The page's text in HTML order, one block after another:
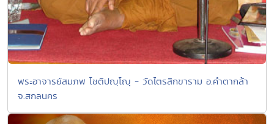
พระอาจารย์สมภพ โชติปญฺโญุ - วัดไตรสิกขาราม อ.คำตากล้า
จ.สกลนคร